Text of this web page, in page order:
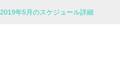
2019年5月のスケジュール詳細